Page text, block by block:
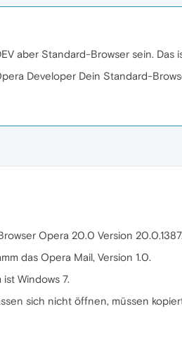
aber Standard-Browser sein. Das
Developer Dein Standard-
Opera 20.0 Version
das Opera Mail, Version 1.0.
Windows 7.
sich nicht öffnen, müssen